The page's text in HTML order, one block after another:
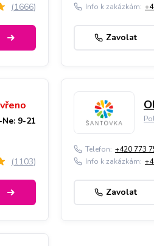
(1666)
Info k zakázkám:
Zavolat
9-21
(1103)
Telefon: +420 773
Info k zakázkám:
Zavolat